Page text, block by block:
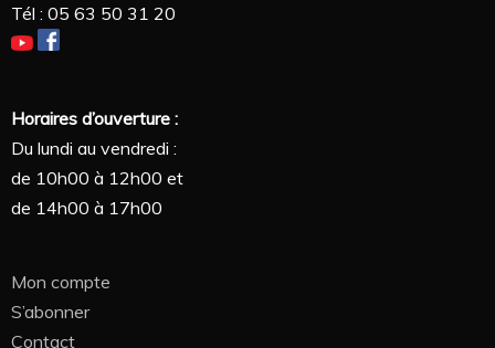
Tél : 05 63 50 31 20
Horaires d’ouverture :
Du lundi au vendredi :
de 10h00 à 12h00 et
de 14h00 à 17h00
Mon compte
S’abonner
Contact